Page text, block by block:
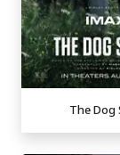
The Dog